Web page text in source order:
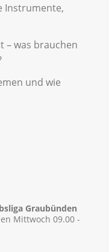
Instrumente,
– was brauchen
und wie
Graubünden
Mittwoch 09.00 -